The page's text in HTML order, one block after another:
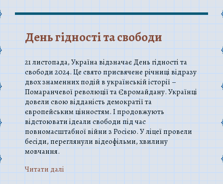
День гідності та свободи
21 листопада, Україна відзначає День гідності та
свободи 2024. Це свято присвячене річниці відразу
двох знаменних подій в українській історії –
Помаранчевої революції та Євромайдану. Українці
довели свою відданість демократії та
європейським цінностям. І продовжують
відстоювати ідеали свободи під час
повномасштабної війни з Росією. У ліцеї провели
бесіди, переглянули відеофільми, хвилину
мовчання.
Читати далi